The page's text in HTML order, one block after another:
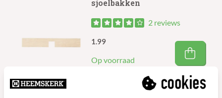
sjoelbakken
2 reviews
Op voorraad
1.99